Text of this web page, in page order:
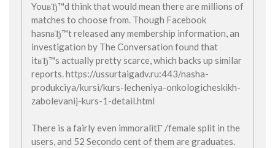
YouвЂ™d think that would mean there are millions of
matches to choose from. Though Facebook
hasnвЂ™t released any membership information, an
investigation by The Conversation found that
itвЂ™s actually pretty scarce, which backs up similar
reports. https://ussurtaigadv.ru:443/nasha-
produkciya/kursi/kurs-lecheniya-onkologicheskikh-
zabolevanij-kurs-1-detail.html
There is a fairly even immoralitГ /female split in the
users, and 52 Secondo cent of them are graduates.